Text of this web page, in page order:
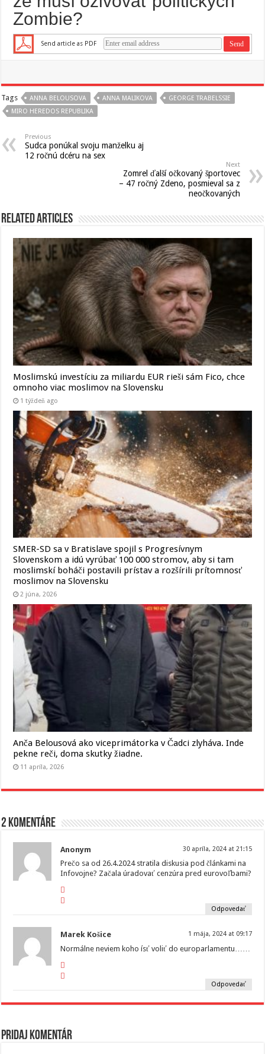
Zombie?
Send article as PDF
Tags ANNA BELOUSOVA ANNA MALIKOVA
GEORGE TRABELSSIE
MIRO HEREDOS REPUBLIKA
Previous
Sudca ponúkal svoju manželku aj
12 ročnú dcéru na sex
Next
Zomrel ďalší očkovaný športovec
– 47 ročný Zdeno, posmieval sa z
neočkovaných
Related Articles
Moslimskú investíciu za miliardu EUR rieši sám Fico, chce
omnoho viac moslimov na Slovensku
1 týždeň ago
SMER-SD sa v Bratislave spojil s Progresívnym
Slovenskom a idú vyrúbať 100 000 stromov, aby si tam
moslimskí boháči postavili prístav a rozšírili prítomnosť
moslimov na Slovensku
2 júna, 2026
Anča Belousová ako viceprimátorka v Čadci zlyháva. Inde
pekne reči, doma skutky žiadne.
11 apríla, 2026
2 komentáre
Anonym 30 apríla, 2024 at 21:15
Prečo sa od 26.4.2024 stratila diskusia pod článkami na
Infovojne? Začala úradovať cenzúra pred eurovoľbami?
Odpovedať
Marek Košice 1 mája, 2024 at 09:17
Normálne neviem koho ísť voliť do europarlamentu……
Odpovedať
Pridaj komentár